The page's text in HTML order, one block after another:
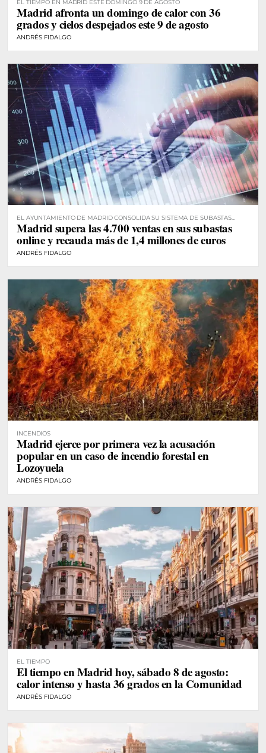
EL TIEMPO EN MADRID ESTE DOMINGO 9 DE AGOSTO
Madrid afronta un domingo de calor con 36
grados y cielos despejados este 9 de agosto
ANDRÉS FIDALGO
EL AYUNTAMIENTO DE MADRID CONSOLIDA SU SISTEMA DE SUBASTAS
DIGITALES
Madrid supera las 4.700 ventas en sus subastas
online y recauda más de 1,4 millones de euros
ANDRÉS FIDALGO
INCENDIOS
Madrid ejerce por primera vez la acusación
popular en un caso de incendio forestal en
Lozoyuela
ANDRÉS FIDALGO
EL TIEMPO
El tiempo en Madrid hoy, sábado 8 de agosto:
calor intenso y hasta 36 grados en la Comunidad
ANDRÉS FIDALGO